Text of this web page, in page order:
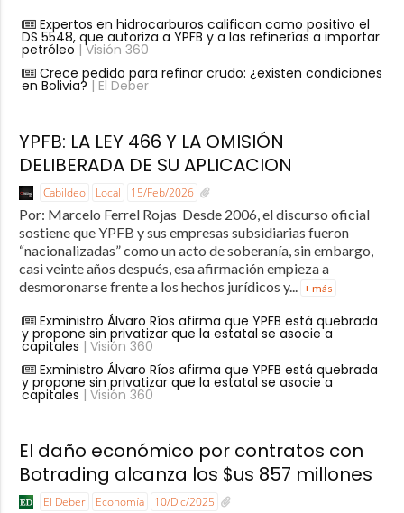
Expertos en hidrocarburos califican como positivo el
DS 5548, que autoriza a YPFB y a las refinerías a importar
petróleo | Visión 360
Crece pedido para refinar crudo: ¿existen condiciones
en Bolivia? | El Deber
YPFB: LA LEY 466 Y LA OMISIÓN
DELIBERADA DE SU APLICACION
Cabildeo Local 15/Feb/2026
Por: Marcelo Ferrel Rojas Desde 2006, el discurso oficial
sostiene que YPFB y sus empresas subsidiarias fueron
“nacionalizadas” como un acto de soberanía, sin embargo,
casi veinte años después, esa afirmación empieza a
desmoronarse frente a los hechos jurídicos y... + más
Exministro Álvaro Ríos afirma que YPFB está quebrada
y propone sin privatizar que la estatal se asocie a
capitales | Visión 360
Exministro Álvaro Ríos afirma que YPFB está quebrada
y propone sin privatizar que la estatal se asocie a
capitales | Visión 360
El daño económico por contratos con
Botrading alcanza los $us 857 millones
El Deber Economía 10/Dic/2025